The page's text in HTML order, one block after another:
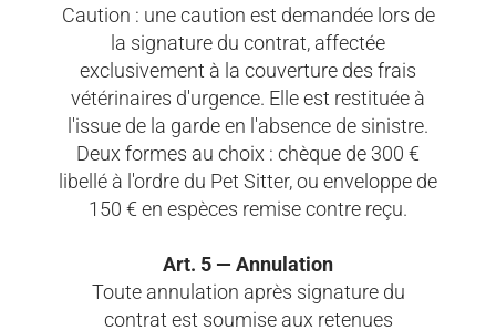
Caution : une caution est demandée lors de
la signature du contrat, affectée
exclusivement à la couverture des frais
vétérinaires d'urgence. Elle est restituée à
l'issue de la garde en l'absence de sinistre.
Deux formes au choix : chèque de 300 €
libellé à l'ordre du Pet Sitter, ou enveloppe de
150 € en espèces remise contre reçu.
Art. 5 — Annulation
Toute annulation après signature du
contrat est soumise aux retenues